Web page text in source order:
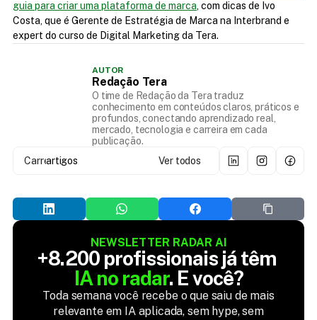
guia para criar uma plataforma de marca, com dicas de Ivo
Costa, que é Gerente de Estratégia de Marca na Interbrand e
expert do curso de Digital Marketing da Tera.
AUTOR
Redação Tera
O time de Redação da Tera traduz
conhecimento em conteúdos claros, práticos e
profundos, conectando aprendizado real,
mercado, tecnologia e carreira em cada
publicação.
Carregando...
artigos Ver todos
NEWSLETTER RADAR AI
IA no radar. E você?
Toda semana você recebe o que saiu de mais
relevante em IA aplicada, sem hype, sem